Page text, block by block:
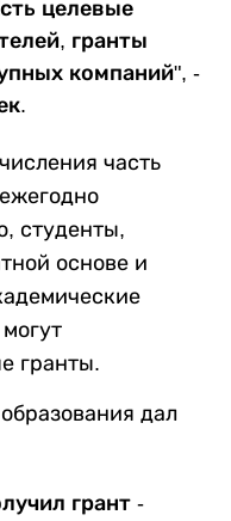
целевые
гранты
компаний", -
часть
студенты,
основе и
гранты.
дал
грант -